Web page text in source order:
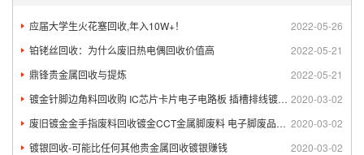
2022-05-26
应届大学生火花塞回收,年入10W+！
2022-05-21
铂铑丝回收：为什么废旧热电偶回收价值高
2022-05-21
鼎锋贵金属回收与提炼
2020-03-02
镀金针脚边角料回收购 IC芯片卡片电子电路板 插槽排线镀金回
2020-03-02
废旧镀金金手指废料回收镀金CCT金属脚废料 电子脚废品回收
2020-03-02
镀银回收-可能比任何其他贵金属回收镀银赚钱